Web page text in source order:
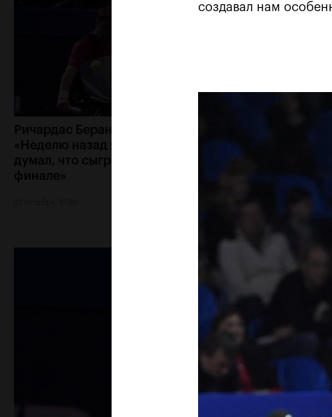
Ричардас Беранкис:
«Неделю назад я и не
думал, что сыграю в
финале»
второй российский
в году
создавал нам